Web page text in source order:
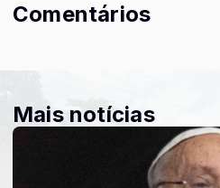
Comentários
Mais notícias